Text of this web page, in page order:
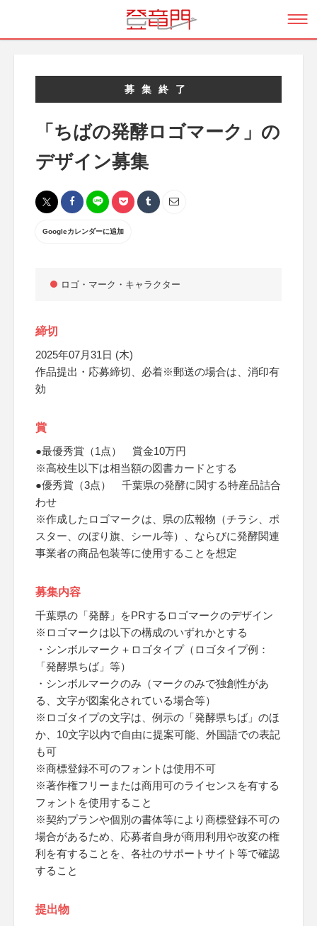
募集終了
「ちばの発酵ロゴマーク」の
デザイン募集
Googleカレンダーに追加
ロゴ・マーク・キャラクター
締切
2025年07月31日 (木)
作品提出・応募締切、必着※郵送の場合は、消印有
効
賞
●最優秀賞（1点） 賞金10万円
※高校生以下は相当額の図書カードとする
●優秀賞（3点） 千葉県の発酵に関する特産品詰合
わせ
※作成したロゴマークは、県の広報物（チラシ、ポ
スター、のぼり旗、シール等）、ならびに発酵関連
事業者の商品包装等に使用することを想定
募集内容
千葉県の「発酵」をPRするロゴマークのデザイン
※ロゴマークは以下の構成のいずれかとする
・シンボルマーク＋ロゴタイプ（ロゴタイプ例：
「発酵県ちば」等）
・シンボルマークのみ（マークのみで独創性があ
る、文字が図案化されている場合等）
※ロゴタイプの文字は、例示の「発酵県ちば」のほ
か、10文字以内で自由に提案可能、外国語での表記
も可
※商標登録不可のフォントは使用不可
※著作権フリーまたは商用可のライセンスを有する
フォントを使用すること
※契約プランや個別の書体等により商標登録不可の
場合があるため、応募者自身が商用利用や改変の権
利を有することを、各社のサポートサイト等で確認
すること
提出物